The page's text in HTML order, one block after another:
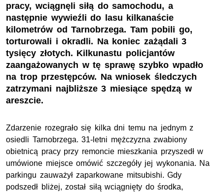
pracy, wciągnęli siłą do samochodu, a
następnie wywieźli do lasu kilkanaście
kilometrów od Tarnobrzega. Tam pobili go,
torturowali i okradli. Na koniec zażądali 3
tysięcy złotych. Kilkunastu policjantów
zaangażowanych w tę sprawę szybko wpadło
na trop przestępców. Na wniosek śledczych
zatrzymani najbliższe 3 miesiące spędzą w
areszcie.
Zdarzenie rozegrało się kilka dni temu na jednym z
osiedli Tarnobrzega. 31-letni mężczyzna zwabiony
obietnicą pracy przy remoncie mieszkania przyszedł w
umówione miejsce omówić szczegóły jej wykonania. Na
parkingu zauważył zaparkowane mitsubishi. Gdy
podszedł bliżej, został siłą wciągnięty do środka,